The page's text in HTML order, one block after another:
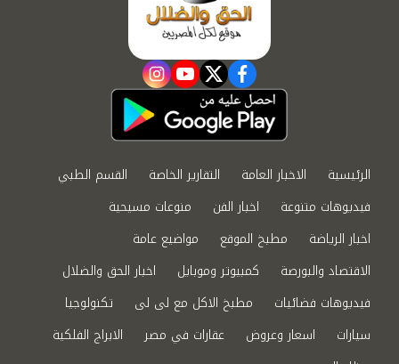
facebook
twitter
youtube
instagram
الرئيسية الاخبار العامة التقارير الخاصة
القسم الطبي
فيديوهات متنوعة
اخبار الفن
منوعات مسيحية
اخبار الرياضة
مطبخ الموقع
مواضيع عامة
الاقتصاد والبورصة
كمبيوتر وموبايل
اخبار الحق والضلال
فيديوهات فضائيات
مطبخ الاكل مع لى لى
تكنولوجيا
سيارات
اسعار وعروض عقارات في مصر
الابراج الفلكية